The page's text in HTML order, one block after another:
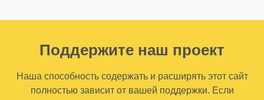
Поддержите наш проект
Наша способность содержать и расширять этот сайт
полностью зависит от вашей поддержки. Если